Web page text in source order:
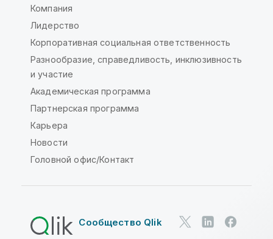
Компания
Лидерство
Корпоративная социальная ответственность
Разнообразие, справедливость, инклюзивность
и участие
Академическая программа
Партнерская программа
Карьера
Новости
Головной офис/Контакт
Сообщество Qlik